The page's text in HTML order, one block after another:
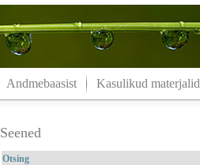
Andmebaasist Kasulikud materjalid
Seened
Otsing